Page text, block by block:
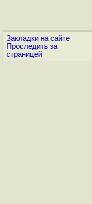
Закладки на сайте
Проследить за
страницей